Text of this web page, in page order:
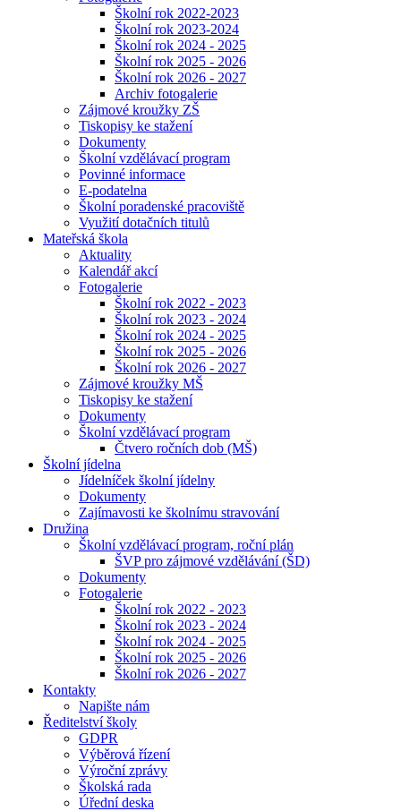
Školní rok 2022-2023
Školní rok 2023-2024
Školní rok 2024 - 2025
Školní rok 2025 - 2026
Školní rok 2026 - 2027
Archiv fotogalerie
Zájmové kroužky ZŠ
Tiskopisy ke stažení
Dokumenty
Školní vzdělávací program
Povinné informace
E-podatelna
Školní poradenské pracoviště
Využití dotačních titulů
Mateřská škola
Aktuality
Kalendář akcí
Fotogalerie
Školní rok 2022 - 2023
Školní rok 2023 - 2024
Školní rok 2024 - 2025
Školní rok 2025 - 2026
Školní rok 2026 - 2027
Zájmové kroužky MŠ
Tiskopisy ke stažení
Dokumenty
Školní vzdělávací program
Čtvero ročních dob (MŠ)
Školní jídelna
Jídelníček školní jídelny
Dokumenty
Zajímavosti ke školnímu stravování
Družina
Školní vzdělávací program, roční plán
ŠVP pro zájmové vzdělávání (ŠD)
Dokumenty
Fotogalerie
Školní rok 2022 - 2023
Školní rok 2023 - 2024
Školní rok 2024 - 2025
Školní rok 2025 - 2026
Školní rok 2026 - 2027
Kontakty
Napište nám
Ředitelství školy
GDPR
Výběrová řízení
Výroční zprávy
Školská rada
Úřední deska